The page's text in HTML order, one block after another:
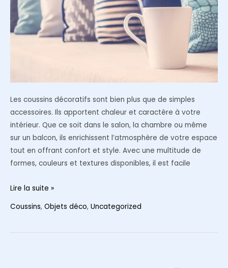
Les coussins décoratifs sont bien plus que de simples
accessoires. Ils apportent chaleur et caractère à votre
intérieur. Que ce soit dans le salon, la chambre ou même
sur un balcon, ils enrichissent l’atmosphère de votre espace
tout en offrant confort et style. Avec une multitude de
formes, couleurs et textures disponibles, il est facile
Coussins
Lire la suite »
Coussins, Objets déco, Uncategorized